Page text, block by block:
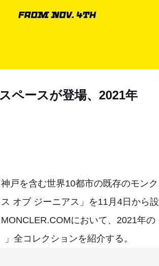
ペースが登場、2021年
戸を含む世界10都市の既存のモンク
オブ ジーニアス」を11月4日から設
において、2021年の
全コレクションを紹介する。